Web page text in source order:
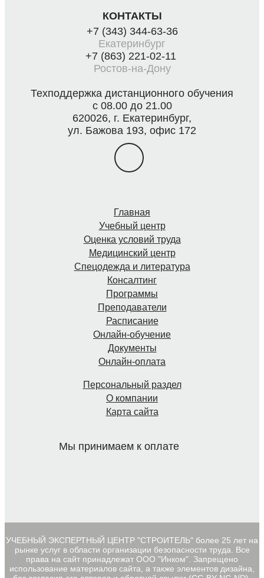
КОНТАКТЫ
+7 (343) 344-63-36
Екатеринбург
+7 (863) 221-02-11
Ростов-на-Дону
Техподдержка дистанционного обучения
с 08.00 до 21.00
620026, г. Екатеринбург,
ул. Бажова 193, офис 172
Главная
Учебный центр
Оценка условий труда
Медицинский центр
Спецодежда и литература
Консалтинг
Программы
Преподаватели
Расписание
Онлайн-обучение
Документы
Онлайн-оплата
Персональный раздел
О компании
Карта сайта
Мы принимаем к оплате
УЧЕБНЫЙ ЭКСПЕРТНЫЙ ЦЕНТР "СТРОИТЕЛЬ" более 25 лет на
рынке услуг в области организации безопасности труда. Все
права на сайт принадлежат ООО "Инком". Запрещено
использование материалов сайта, а также элементов дизайна,